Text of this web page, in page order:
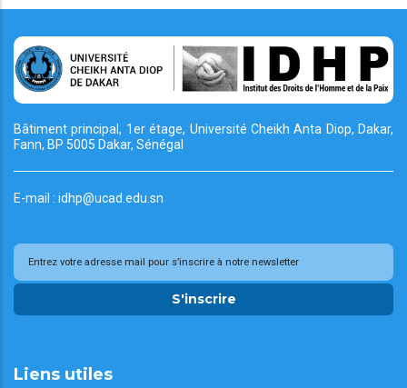
Bâtiment principal, 1er étage, Université CheikhAnta Diop, Dakar,
Fann, BP 5005 Dakar, Sénégal
E-mail : idhp@ucad.edu.sn
S'inscrire
Liens utiles